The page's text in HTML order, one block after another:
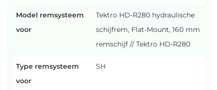
Model remsysteem
voor
Tektro HD-R280 hydraulische
schijfrem, Flat-Mount, 160 mm
remschijf // Tektro HD-R280
Type remsysteem
voor
SH